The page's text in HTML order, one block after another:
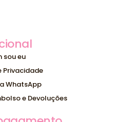
sou eu
Privacidade
WhatsApp
e Devoluções